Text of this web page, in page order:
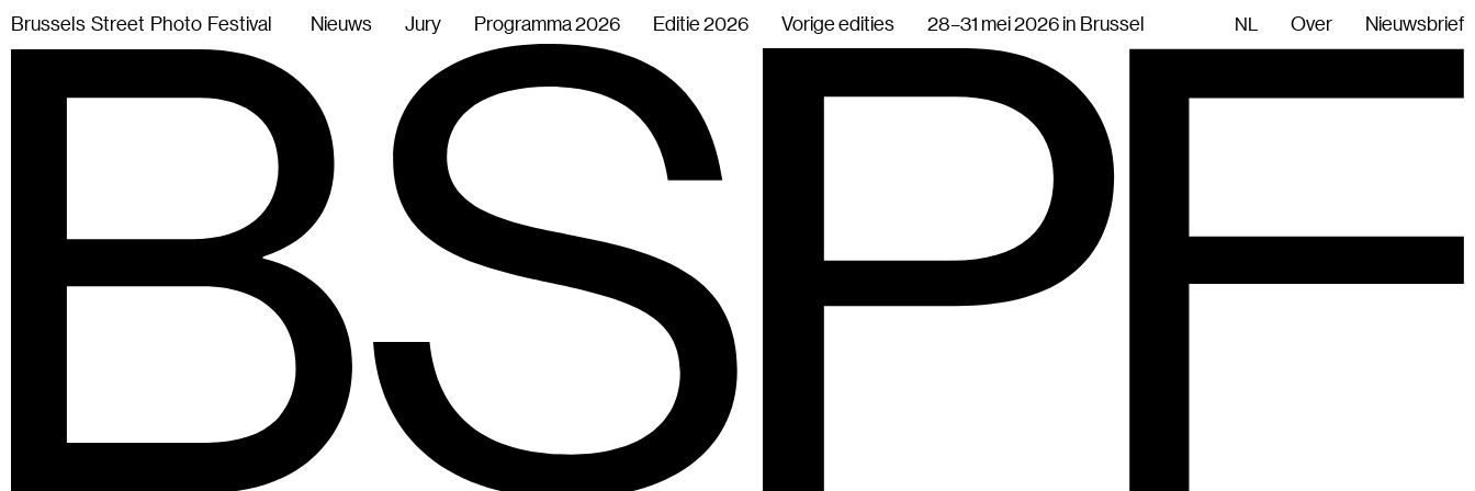
Brussels Street Photo Festival Nieuws Jury Programma 2026 Editie 2026 Vorige edities 28–31 mei 2026 in Brussel NL Over Nieuwsbrief